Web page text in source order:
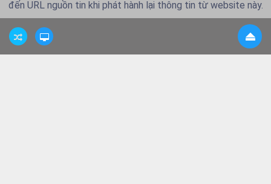
đến URL nguồn tin khi phát hành lại thông tin từ website này.